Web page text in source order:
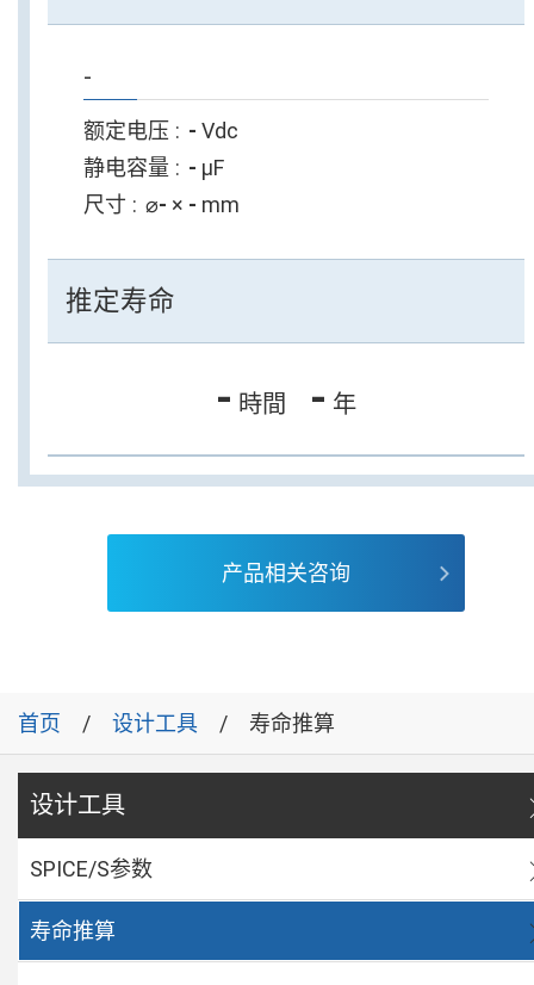
-
额定电压 - Vdc
静电容量
- µF
尺寸
⌀- × - mm
推定寿命
- 時間 - 年
产品相关咨询
首页 设计工具 寿命推算
设计工具
SPICE/S参数
寿命推算